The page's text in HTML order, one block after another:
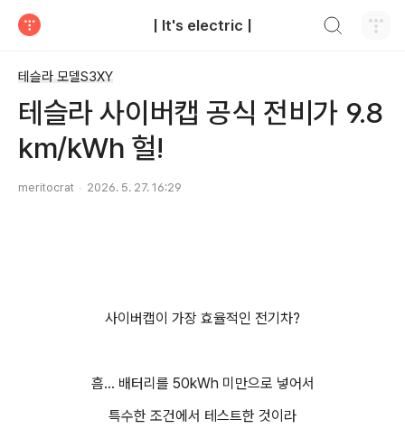
| It's electric |
테슬라 모델S3XY
테슬라 사이버캡 공식 전비가 9.8
km/kWh 헐!
meritocrat 2026. 5. 27. 16:29
사이버캡이 가장 효율적인 전기차?
흠... 배터리를 50kWh 미만으로 넣어서
특수한 조건에서 테스트한 것이라